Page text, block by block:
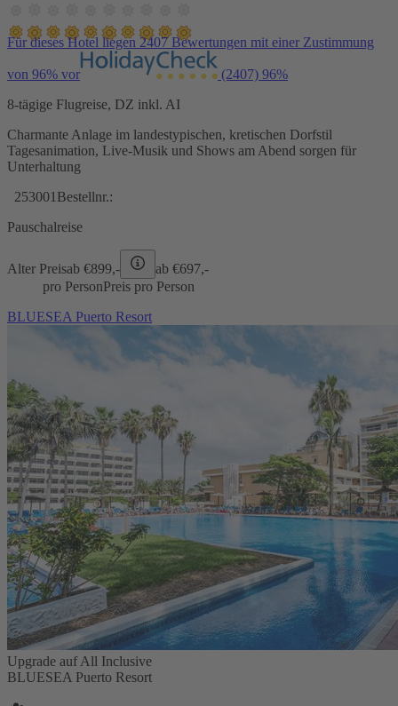
Für dieses Hotel liegen 2407 Bewertungen mit einer Zustimmung
von 96% vor (2407) 96%
8-tägige Flugreise, DZ inkl. AI
Charmante Anlage im landestypischen, kretischen Dorfstil
Tagesanimation, Live-Musik und Shows am Abend sorgen für
Unterhaltung
253001 Bestellnr.:
Pauschalreise
Alter Preisab €899,- ab €697,-
pro PersonPreis pro Person
BLUESEA Puerto Resort
Upgrade auf All Inclusive
BLUESEA Puerto Resort